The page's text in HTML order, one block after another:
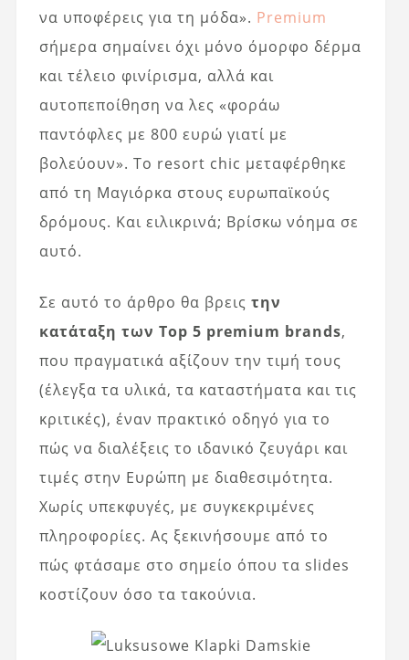
να υποφέρεις για τη μόδα». Premium
σήμερα σημαίνει όχι μόνο όμορφο δέρμα
και τέλειο φινίρισμα, αλλά και
αυτοπεποίθηση να λες «φοράω
παντόφλες με 800 ευρώ γιατί με
βολεύουν». Το resort chic μεταφέρθηκε
από τη Μαγιόρκα στους ευρωπαϊκούς
δρόμους. Και ειλικρινά; Βρίσκω νόημα σε
αυτό.
Σε αυτό το άρθρο θα βρεις την
κατάταξη των Top 5 premium brands,
που πραγματικά αξίζουν την τιμή τους
(έλεγξα τα υλικά, τα καταστήματα και τις
κριτικές), έναν πρακτικό οδηγό για το
πώς να διαλέξεις το ιδανικό ζευγάρι και
τιμές στην Ευρώπη με διαθεσιμότητα.
Χωρίς υπεκφυγές, με συγκεκριμένες
πληροφορίες. Ας ξεκινήσουμε από το
πώς φτάσαμε στο σημείο όπου τα slides
κοστίζουν όσο τα τακούνια.